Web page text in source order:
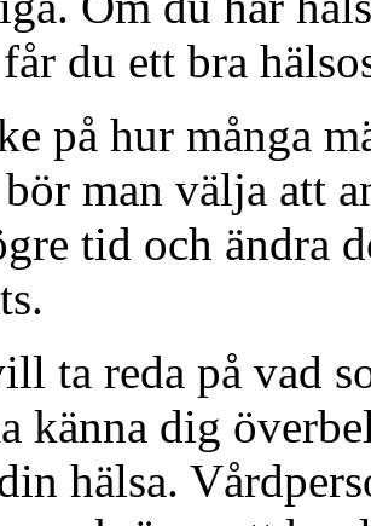
du ett bra
på hur många
man välja att
tid och ändra
ta reda på vad
känna dig
hälsa.